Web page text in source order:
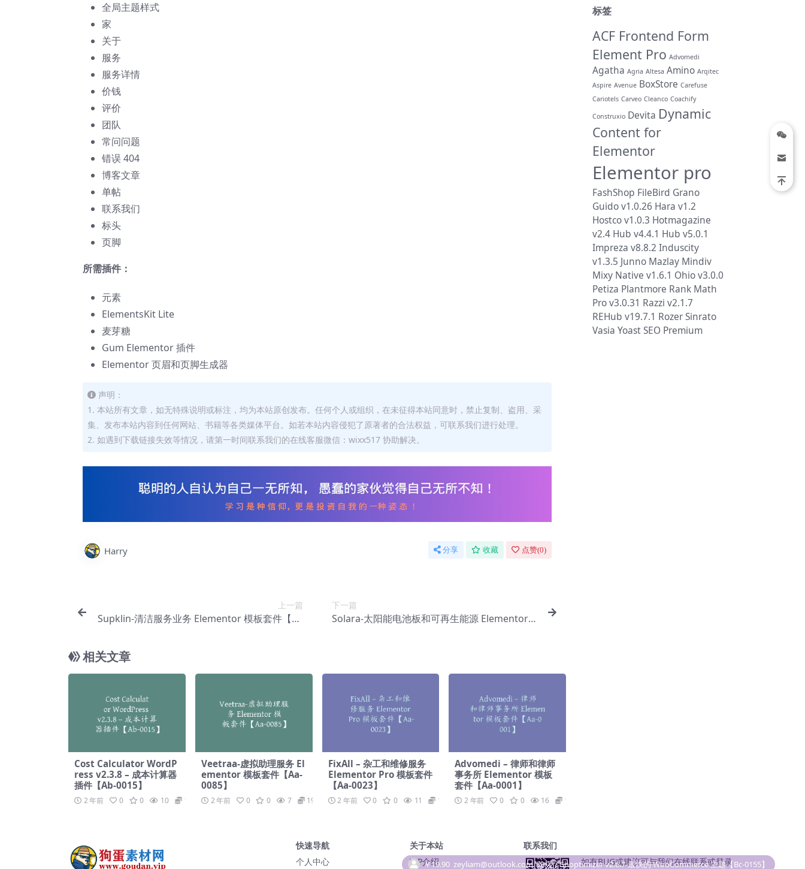
全局主题样式
家
关于
服务
服务详情
价钱
评价
团队
常问问题
错误 404
博客文章
单帖
联系我们
标头
页脚
所需插件：
元素
ElementsKit Lite
麦芽糖
Gum Elementor 插件
Elementor 页眉和页脚生成器
声明：
1. 本站所有文章，如无特殊说明或标注，均为本站原创发布。任何个人或组织，在未征得本站同意时，禁止复制、盗用、采
集、发布本站内容到任何网站、书籍等各类媒体平台。如若本站内容侵犯了原著者的合法权益，可联系我们进行处理。
2. 如遇到下载链接失效等情况，请第一时间联系我们的在线客服微信：wixx517 协助解决。
Harry 分享 收藏 点赞(0)
上一篇
Supklin-清洁服务业务 Elementor 模板套件【Aa
下一篇
Solara-太阳能电池板和可再生能源 Elementor
相关文章
Cost Calculator WordP
ress v2.3.8 – 成本计算器
插件【Ab-0015】
2 年前 0 0 10 19.9
Veetraa-虚拟助理服务 El
ementor 模板套件【Aa-
0085】
2 年前 0 0 7 19.9
FixAll – 杂工和维修服务
Elementor Pro 模板套件
【Aa-0023】
2 年前 0 0 11 19.9
Advomedi – 律师和律师
事务所 Elementor 模板
套件【Aa-0001】
2 年前 0 0 16 19.9
标签
ACF Frontend Form
Element Pro Advomedi
Agatha Agria Altesa Amino Arqitec
Aspire Avenue BoxStore Carefuse
Cariotels Carveo Cleanco Coachify
Construxio Devita Dynamic
Content for
Elementor
Elementor pro
FashShop FileBird Grano
Guido v1.0.26 Hara v1.2
Hostco v1.0.3 Hotmagazine
v2.4 Hub v4.4.1 Hub v5.0.1
Impreza v8.8.2 Induscity
v1.3.5 Junno Mazlay Mindiv
Mixy Native v1.6.1 Ohio v3.0.0
Petiza Plantmore Rank Math
Pro v3.0.31 Razzi v2.1.7
REHub v19.7.1 RozerSinrato
Vasia Yoast SEO Premium
快速导航
个人中心
关于本站
VIP介绍
联系我们
如有BUG或建议可与我们在线联系或登录